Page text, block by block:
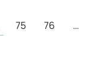
75 76
…